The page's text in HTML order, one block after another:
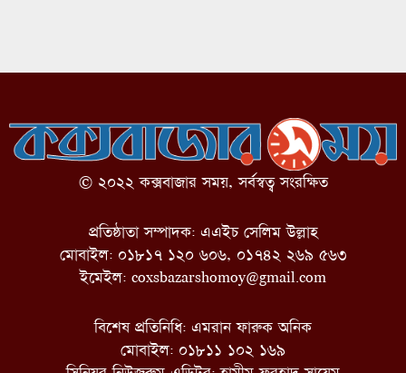
© ২০২২ কক্সবাজার সময়, সর্বস্বত্ব সংরক্ষিত
প্রতিষ্ঠাতা সম্পাদক: এএইচ সেলিম উল্লাহ
মোবাইল: ০১৮১৭ ১২০ ৬০৬, ০১৭৪২ ২৬৯ ৫৬৩
ইমেইল: coxsbazarshomoy@gmail.com
বিশেষ প্রতিনিধি: এমরান ফারুক অনিক
মোবাইল: ০১৮১১ ১০২ ১৬৯